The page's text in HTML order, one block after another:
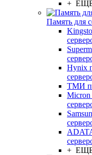
+
Память для
Hynix
ТМИ
Micron
+